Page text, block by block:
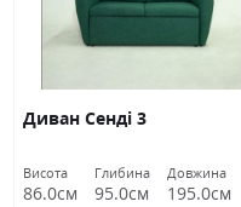
Диван Сенді 3
Висота
86.0см
Глибина
95.0см
Довжина
195.0см